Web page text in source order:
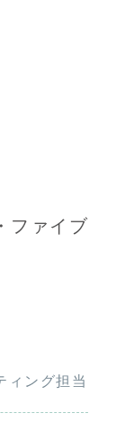
ファイブ
ング担当